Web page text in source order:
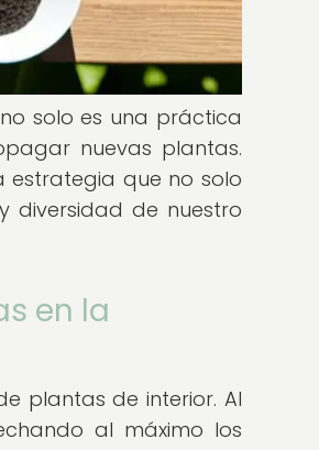
solo es una práctica
nuevas plantas.
estrategia que no solo
diversidad de nuestro
en la
plantas de interior. Al
al máximo los